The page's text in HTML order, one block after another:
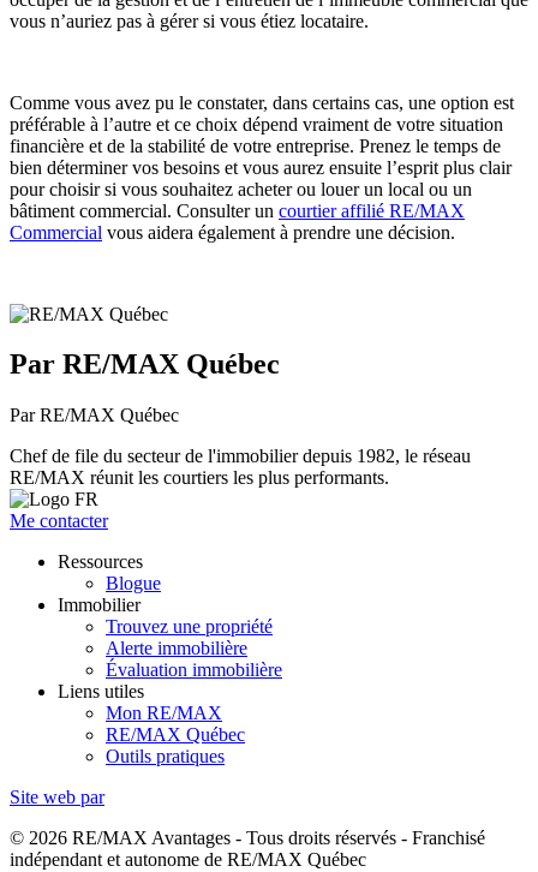
vous n’auriez pas à gérer si vous étiez locataire.
Comme vous avez pu le constater, dans certains cas, une option est
préférable à l’autre et ce choix dépend vraiment de votre situation
financière et de la stabilité de votre entreprise. Prenez le temps de
bien déterminer vos besoins et vous aurez ensuite l’esprit plus clair
pour choisir si vous souhaitez acheter ou louer un local ou un
bâtiment commercial. Consulter un courtier affilié RE/MAX
Commercial vous aidera également à prendre une décision.
Par RE/MAX Québec
Par RE/MAX Québec
Chef de file du secteur de l'immobilier depuis 1982, le réseau
RE/MAX réunit les courtiers les plus performants.
Me contacter
Ressources
Blogue
Immobilier
Trouvez une propriété
Alerte immobilière
Évaluation immobilière
Liens utiles
Mon RE/MAX
RE/MAX Québec
Outils pratiques
Site web par
© 2026 RE/MAX Avantages - Tous droits réservés - Franchisé
indépendant et autonome de RE/MAX Québec